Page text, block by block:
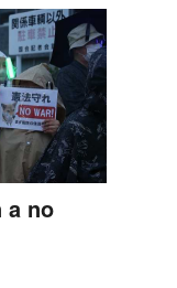
a no